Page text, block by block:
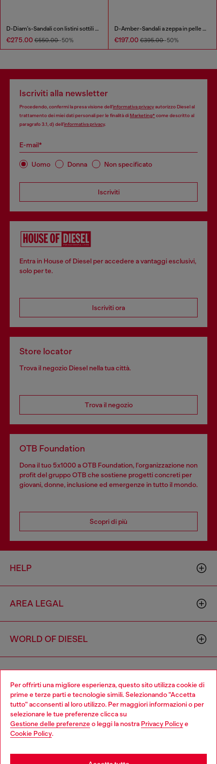
Per offrirti una migliore esperienza, questo sito utilizza cookie di
prime e terze parti e tecnologie simili. Selezionando "Accetta
tutto" acconsenti al loro utilizzo. Per maggiori informazioni o per
selezionare le tue preferenze clicca su
Gestione delle preferenzeo leggi la nostra Privacy Policye
Cookie Policy.
D-Diam's-Sandali con listini sottili effetto coccodrillo
€275.00 €550.00-50%
D-Amber-Sandali a zeppa in pelle effetto lucertola
€197.00 €395.00-50%
Iscriviti alla newsletter
Procedendo, confermi la presa visione dell’informativa privacyautorizzo Diesel al
trattamento dei miei dati personali per le finalità diMarketing*come descritto al
paragrafo 3.1, d) dell’informativa privacy.
E-mail*
Uomo Donna Non specificato
Iscriviti
Entra in House of Diesel per accedere a vantaggi esclusivi,
solo per te.
Iscriviti ora
Store locator
Trova il negozio Diesel nella tua città.
Trova il negozio
OTB Foundation
Dona il tuo 5x1000 a OTB Foundation, l’organizzazione non
profit del gruppo OTB che sostiene progetti concreti per
giovani, donne, inclusione ed emergenze in tutto il mondo.
Scopri di più
HELP
AREA LEGAL
WORLD OF DIESEL
Country: IT Language: IT
Choose your location
You are currently browsing Italia website, but it seems you may
be based in United States